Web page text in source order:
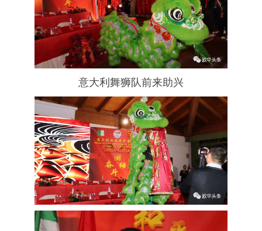
意大利舞狮队前来助兴